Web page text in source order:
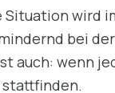
Situation wird
bei
auch: wenn
stattfinden.